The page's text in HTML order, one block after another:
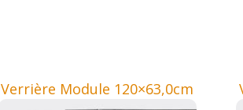
Verrière Module 120×63,0cm